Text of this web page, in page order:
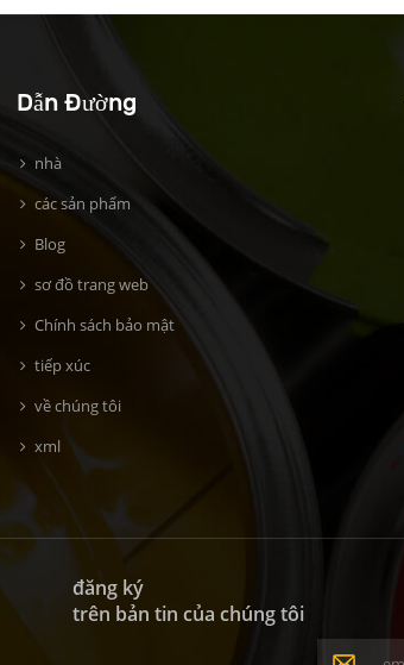
Dẫn Đường
nhà
các sản phẩm
Blog
sơ đồ trang web
Chính sách bảo mật
tiếp xúc
về chúng tôi
xml
đăng ký
trên bản tin của chúng tôi